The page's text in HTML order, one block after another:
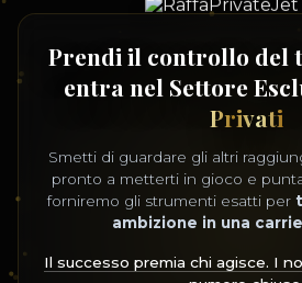
Prendi il controllo del
entra nel Settore
Privati
Smetti di guardare gli altri
pronto a metterti in gioco e
forniremo gli strumenti esatti per
ambizione in una
Il successo premia chi agisce. I